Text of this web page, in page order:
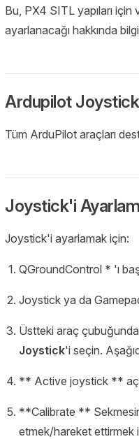
Bu, PX4 SITL yapıları için
ayarlanacağı hakkında
Ardupilot
Tüm ArduPilot araçları
Joystick'i
Joystick'i ayarlamak için:
QGroundControl * 'ı
Joystick ya da
Üstteki araç
Joystick'i seçin.
** Active joystick **
**Calibrate **
etmek/hareket ettirmek